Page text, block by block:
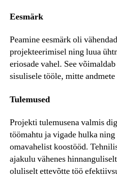
Eesmärk
Peamine eesmärk oli
projekteerimisel ning luua
eriosade vahel. See
sisulisele tööle, mitte
Tulemused
Projekti tulemusena valmis
töömahtu ja vigade hulka ning
omavahelist koostööd.
ajakulu vähenes
oluliselt ettevõtte töö